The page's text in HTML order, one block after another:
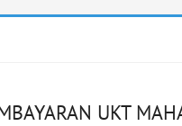
UKT